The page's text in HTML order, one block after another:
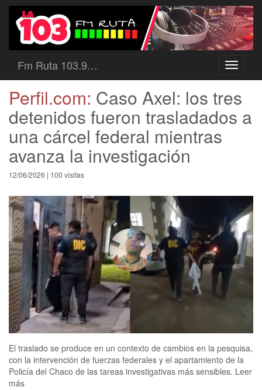
Toggle
Fm Ruta 103.9…
Perfil.com: Caso Axel: los tres
detenidos fueron trasladados a
una cárcel federal mientras
avanza la investigación
12/06/2026 | 100 visitas
El traslado se produce en un contexto de cambios en la pesquisa,
con la intervención de fuerzas federales y el apartamiento de la
Policía del Chaco de las tareas investigativas más sensibles. Leer
más